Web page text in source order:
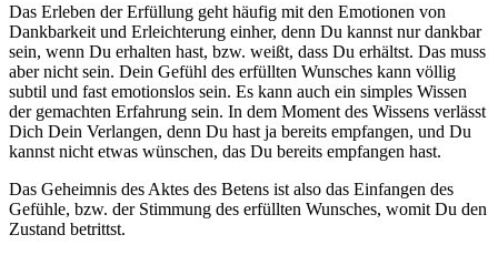
Das Erle­ben der Erfül­lung geht häu­fig mit den Emo­tio­nen von
Dank­bar­keit und Erleich­te­rung ein­her, denn Du kannst nur dank­bar
sein, wenn Du erhal­ten hast, bzw. weißt, dass Du erhältst. Das muss
aber nicht sein. Dein Gefühl des erfüll­ten Wun­sches kann völ­lig
sub­til und fast emo­ti­ons­los sein. Es kann auch ein simp­les Wis­sen
der gemach­ten Erfah­rung sein. In dem Moment des Wis­sens ver­lässt
Dich Dein Ver­lan­gen, denn Du hast ja bereits emp­fan­gen, und Du
kannst nicht etwas wün­schen, das Du bereits emp­fan­gen hast.
Das Geheim­nis des Aktes des Betens ist also das Ein­fan­gen des
Gefüh­le, bzw. der Stim­mung des erfüll­ten Wun­sches, womit Du den
Zustand betrittst.